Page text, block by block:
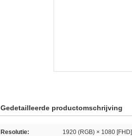
Gedetailleerde productomschrijving
Resolutie: 1920 (RGB) × 1080 [FHD]